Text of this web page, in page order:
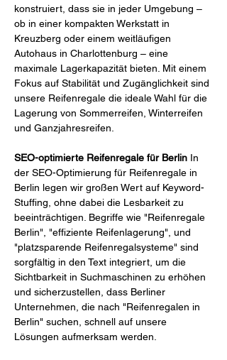
konstruiert, dass sie in jeder Umgebung –
ob in einer kompakten Werkstatt in
Kreuzberg oder einem weitläufigen
Autohaus in Charlottenburg – eine
maximale Lagerkapazität bieten. Mit einem
Fokus auf Stabilität und Zugänglichkeit sind
unsere Reifenregale die ideale Wahl für die
Lagerung von Sommerreifen, Winterreifen
und Ganzjahresreifen.
SEO-optimierte Reifenregale für Berlin In
der SEO-Optimierung für Reifenregale in
Berlin legen wir großen Wert auf Keyword-
Stuffing, ohne dabei die Lesbarkeit zu
beeinträchtigen. Begriffe wie "Reifenregale
Berlin", "effiziente Reifenlagerung", und
"platzsparende Reifenregalsysteme" sind
sorgfältig in den Text integriert, um die
Sichtbarkeit in Suchmaschinen zu erhöhen
und sicherzustellen, dass Berliner
Unternehmen, die nach "Reifenregalen in
Berlin" suchen, schnell auf unsere
Lösungen aufmerksam werden.